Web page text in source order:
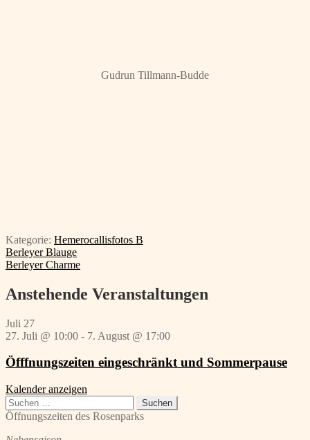
Gudrun Tillmann-Budde
Kategorie: Hemerocallisfotos B
Beitragsnavigation
Vorheriger
Beitrag:
Berleyer Blauge
Nächster
Berleyer Charme
Anstehende Veranstaltungen
Juli 27
27. Juli @ 10:00 - 7. August @ 17:00
Öfffnungszeiten eingeschränkt und Sommerpause
Kalender anzeigen
Suchen
nach:
Öffnungszeiten des Rosenparks